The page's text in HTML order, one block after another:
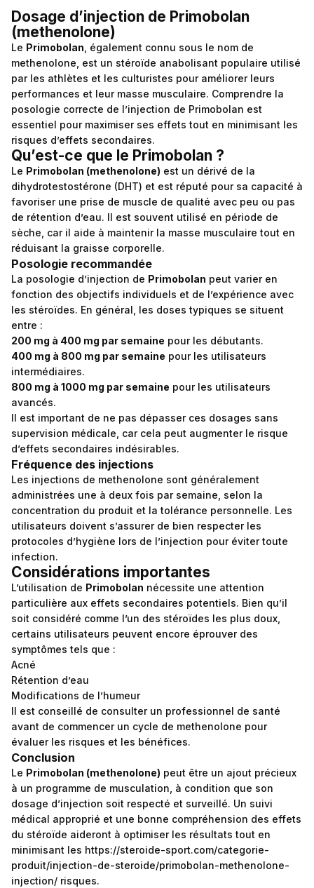
Dosage d’injection de Primobolan
(methenolone)
Le Primobolan , également connu sous le nom de
methenolone, est un stéroïde anabolisant populaire utilisé
par les athlètes et les culturistes pour améliorer leurs
performances et leur masse musculaire. Comprendre la
posologie correcte de l’injection de Primobolan est
essentiel pour maximiser ses effets tout en minimisant les
risques d’effets secondaires.
Qu’est-ce que le Primobolan ?
Le Primobolan (methenolone) est un dérivé de la
dihydrotestostérone (DHT) et est réputé pour sa capacité à
favoriser une prise de muscle de qualité avec peu ou pas
de rétention d’eau. Il est souvent utilisé en période de
sèche, car il aide à maintenir la masse musculaire tout en
réduisant la graisse corporelle.
Posologie recommandée
La posologie d’injection de Primobolan peut varier en
fonction des objectifs individuels et de l’expérience avec
les stéroïdes. En général, les doses typiques se situent
entre :
200 mg à 400 mg par semaine pour les débutants.
400 mg à 800 mg par semaine pour les utilisateurs
intermédiaires.
800 mg à 1000 mg par semaine pour les utilisateurs
avancés.
Il est important de ne pas dépasser ces dosages sans
supervision médicale, car cela peut augmenter le risque
d’effets secondaires indésirables.
Fréquence des injections
Les injections de methenolone sont généralement
administrées une à deux fois par semaine, selon la
concentration du produit et la tolérance personnelle. Les
utilisateurs doivent s’assurer de bien respecter les
protocoles d’hygiène lors de l’injection pour éviter toute
infection.
Considérations importantes
L’utilisation de Primobolan nécessite une attention
particulière aux effets secondaires potentiels. Bien qu’il
soit considéré comme l’un des stéroïdes les plus doux,
certains utilisateurs peuvent encore éprouver des
symptômes tels que :
Acné
Rétention d’eau
Modifications de l’humeur
Il est conseillé de consulter un professionnel de santé
avant de commencer un cycle de methenolone pour
évaluer les risques et les bénéfices.
Conclusion
Le Primobolan (methenolone) peut être un ajout précieux
à un programme de musculation, à condition que son
dosage d’injection soit respecté et surveillé. Un suivi
médical approprié et une bonne compréhension des effets
du stéroïde aideront à optimiser les résultats tout en
minimisant les https://steroide-sport.com/categorie-
produit/injection-de-steroide/primobolan-methenolone-
injection/ risques.